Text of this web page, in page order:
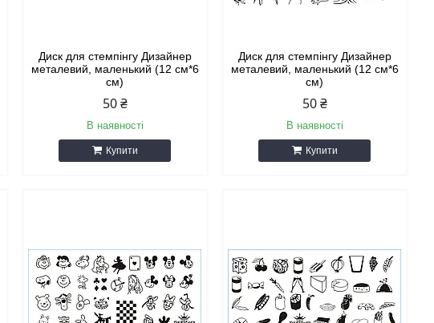
Диск для стемпінгу Дизайнер
металевий, маленький (12 см*6
см)
50 ₴
В наявності
Купити
Диск для стемпінгу Дизайнер
металевий, маленький (12 см*6
см)
50 ₴
В наявності
Купити